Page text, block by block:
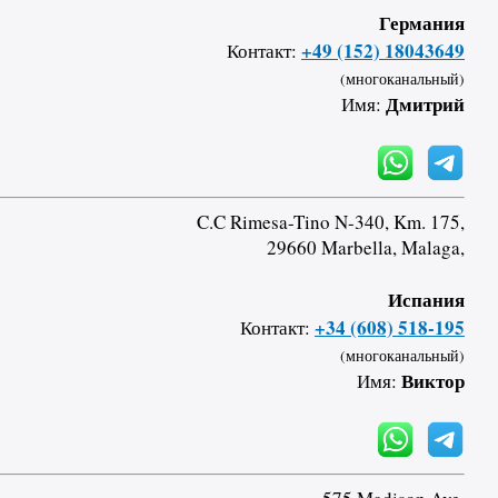
Германия
Контакт: +49 (152) 18043649
(многоканальный)
Имя: Дмитрий
C.C Rimesa-Tino N-340, Km. 175,
29660 Marbella, Malaga,
Испания
Контакт: +34 (608) 518-195
(многоканальный)
Имя: Виктор